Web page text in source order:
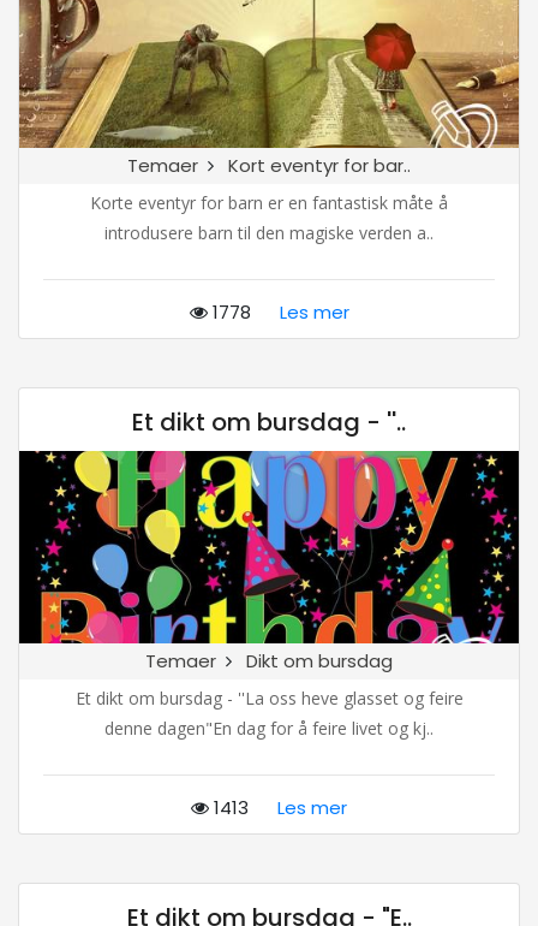
Temaer Kort eventyr for bar..
Korte eventyr for barn er en fantastisk måte å
introdusere barn til den magiske verden a..
1778 Les mer
Et dikt om bursdag - ''..
Temaer Dikt om bursdag
Et dikt om bursdag - ''La oss heve glasset og feire
denne dagen"En dag for å feire livet og kj..
1413 Les mer
Et dikt om bursdag - "E..